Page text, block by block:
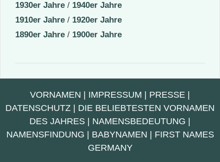
1930er Jahre / 1940er Jahre
1910er Jahre / 1920er Jahre
1890er Jahre / 1900er Jahre
VORNAMEN IMPRESSUM PRESSE
DATENSCHUTZ
DIE BELIEBTESTEN VORNAMEN
DES JAHRES
NAMENSBEDEUTUNG
NAMENSFINDUNG
BABYNAMEN
FIRST NAMES
GERMANY